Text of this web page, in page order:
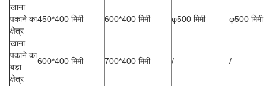
खाना
पकाने का
क्षेत्र
450*400 मिमी 600*400 मिमी φ500 मिमी φ500 मिमी
खाना
पकाने का
बड़ा
क्षेत्र
600*400 मिमी 700*400 मिमी / /